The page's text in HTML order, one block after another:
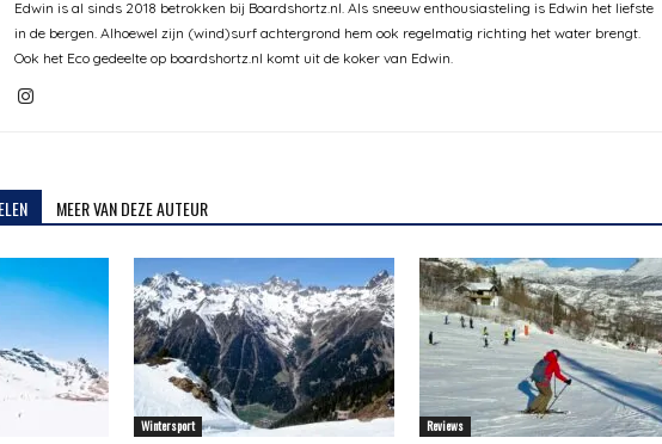
Edwin is al sinds 2018 betrokken bij Boardshortz.nl. Als sneeuw enthousiasteling is Edwin het liefste
in de bergen. Alhoewel zijn (wind)surf achtergrond hem ook regelmatig richting het water brengt.
Ook het Eco gedeelte op boardshortz.nl komt uit de koker van Edwin.
MEER VAN DEZE AUTEUR
Wintersport Reviews